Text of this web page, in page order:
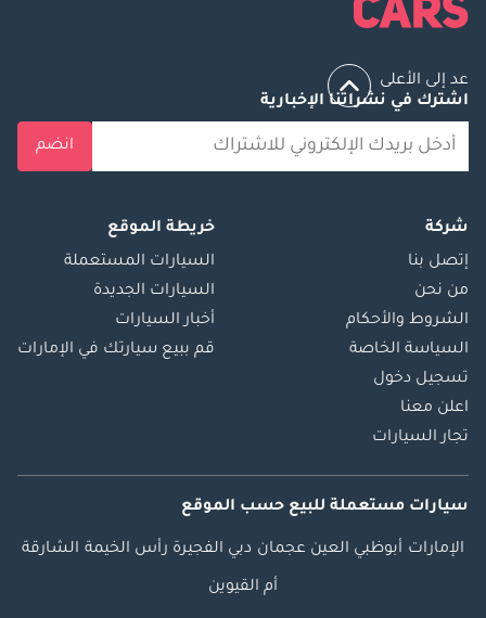
عد إلى الأعلى
اشترك في نشراتنا الإخبارية
انضم
شركة
إتصل بنا
من نحن
الشروط والأحكام
السياسة الخاصة
تسجيل دخول
اعلن معنا
تجار السيارات
خريطة الموقع
السيارات المستعملة
السيارات الجديدة
أخبار السيارات
قم ببيع سيارتك في الإمارات
سيارات مستعملة للبيع حسب الموقع
الإمارات أبوظبي العين عجمان دبي الفجيرة رأس الخيمة الشارقة
أم القيوين